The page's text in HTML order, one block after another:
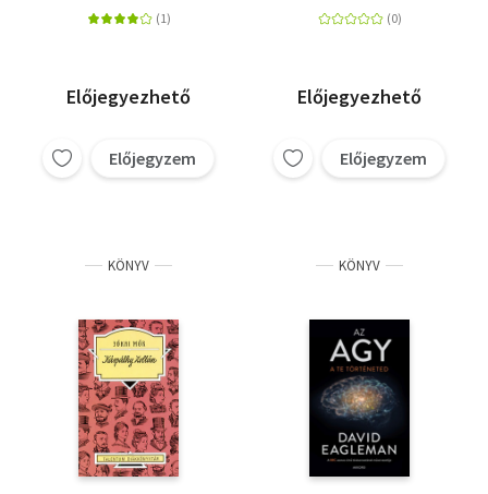
Előjegyezhető
Előjegyzem
Előjegyezhető
Előjegyzem
KÖNYV KÖNYV